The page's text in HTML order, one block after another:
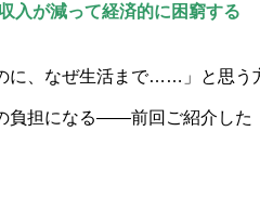
入が減って経済的に困窮する
に、なぜ生活まで……」と思
負担になる——前回ご紹介した